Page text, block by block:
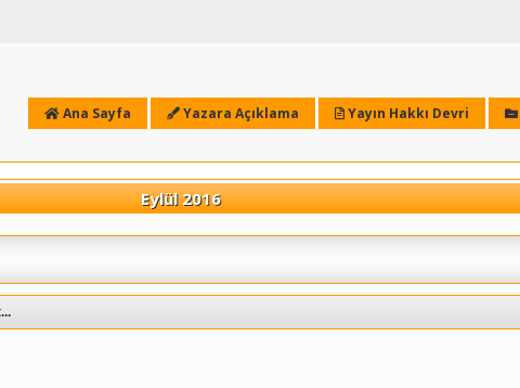
Ana Sayfa Yazara Açıklama Yayın Hakkı Devri
Eylül 2016